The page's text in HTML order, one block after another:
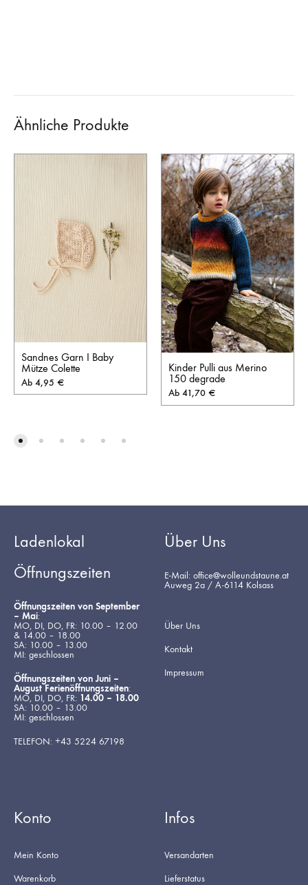
Ähnliche Produkte
Sandnes Garn I Baby
Mütze Colette
Ab 4,95 €
Kinder Pulli aus Merino
150 degrade
Ab 41,70 €
Ladenlokal
Öffnungszeiten
Öffnungszeiten von September
– Mai:
MO, DI, DO, FR: 10.00 – 12.00
& 14.00 – 18.00
SA: 10.00 – 13.00
MI: geschlossen
Öffnungszeiten von Juni –
August Ferienöffnungszeiten:
MO, DI, DO, FR: 14.00 – 18.00
SA: 10.00 – 13.00
MI: geschlossen
TELEFON: +43 5224 67198
Über Uns
E-Mail: office@wolleundstaune.at
Auweg 2a / A-6114 Kolsass
Über Uns
Kontakt
Impressum
Konto
Mein Konto
Warenkorb
Infos
Versandarten
Lieferstatus